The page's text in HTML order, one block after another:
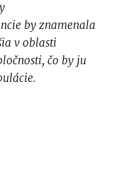
by znamenala
v oblasti
čo by ju